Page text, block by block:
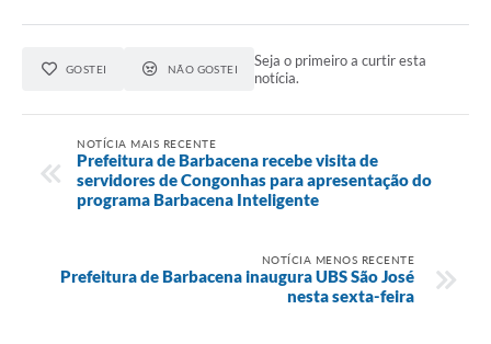
GOSTEI NÃO GOSTEI
Seja o primeiro a curtir esta
notícia.
NOTÍCIA MAIS RECENTE
Prefeitura de Barbacena recebe visita de
servidores de Congonhas para apresentação do
programa Barbacena Inteligente
NOTÍCIA MENOS RECENTE
Prefeitura de Barbacena inaugura UBS São José
nesta sexta-feira